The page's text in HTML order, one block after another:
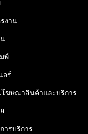
งาน
พ์
อร์
ฆษณาสินค้าและบริการ
ารบริการ